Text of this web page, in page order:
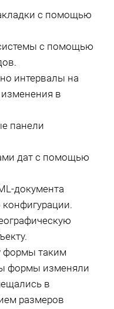
с помощью
с помощью
интервалы на
в
панели
дат с помощью
документа
конфигурации.
формы таким
формы изменяли
в
размеров